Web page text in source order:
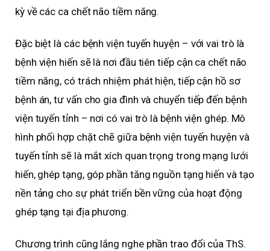
kỳ về các ca chết não tiềm năng.
Đặc biệt là các bệnh viện tuyến huyện – với vai trò là
bệnh viện hiến sẽ là nơi đầu tiên tiếp cận ca chết não
tiềm năng, có trách nhiệm phát hiện, tiếp cận hồ sơ
bệnh án, tư vấn cho gia đình và chuyển tiếp đến bệnh
viện tuyến tỉnh – nơi có vai trò là bệnh viện ghép. Mô
hình phối hợp chặt chẽ giữa bệnh viện tuyến huyện và
tuyến tỉnh sẽ là mắt xích quan trọng trong mạng lưới
hiến, ghép tạng, góp phần tăng nguồn tạng hiến và tạo
nền tảng cho sự phát triển bền vững của hoạt động
ghép tạng tại địa phương.
Chương trình cũng lắng nghe phần trao đổi của ThS.